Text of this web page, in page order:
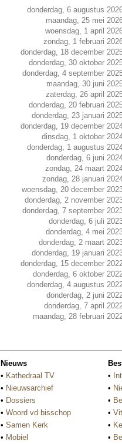
donderdag, 6 augustus
maandag, 25 mei
woensdag, 1 april
zondag, 1 februari
donderdag, 18 december
donderdag, 30 oktober
donderdag, 4 september
maandag, 30 juni
zaterdag, 26 april
donderdag, 20 februari
donderdag, 23 januari
donderdag, 19 december
dinsdag, 1 oktober
donderdag, 1 augustus
donderdag, 6 juni
zondag, 24 maart
zondag, 28 januari
woensdag, 20 december
donderdag, 2 november
donderdag, 7 september
donderdag, 6 juli
donderdag, 4 mei
donderdag, 2 maart
donderdag, 19 januari
donderdag, 15 december
donderdag, 6 oktober
donderdag, 4 augustus
donderdag, 2 juni
donderdag, 7 april
maandag, 28 februari
Nieuws
• Kathedraal TV
• Nieuwsarchief
• Dossiers
• Woord vd bisschop
• Samen Kerk
• Mobiel
•
•
•
•
•
•